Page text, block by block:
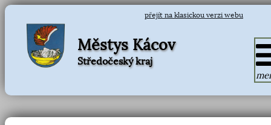
přejít na klasickou verzi webu
Městys Kácov
Středočeský kraj